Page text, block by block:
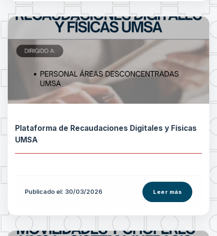
Plataforma de Recaudaciones Digitales y Físicas
UMSA
Publicado el: 30/03/2026 Leer más